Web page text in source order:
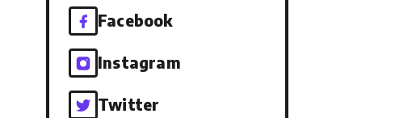
Facebook
Instagram
Twitter